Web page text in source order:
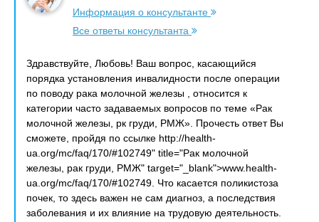
Информация о консультанте
Все ответы консультанта
Здравствуйте, Любовь! Ваш вопрос, касающийся
порядка установления инвалидности после операции
по поводу рака молочной железы , относится к
категории часто задаваемых вопросов по теме «Рак
молочной железы, рк груди, РМЖ». Прочесть ответ Вы
сможете, пройдя по ссылке http://health-
ua.org/mc/faq/170/#102749" title="Рак молочной
железы, рак груди, РМЖ" target="_blank">www.health-
ua.org/mc/faq/170/#102749. Что касается поликистоза
почек, то здесь важен не сам диагноз, а последствия
заболевания и их влияние на трудовую деятельность.